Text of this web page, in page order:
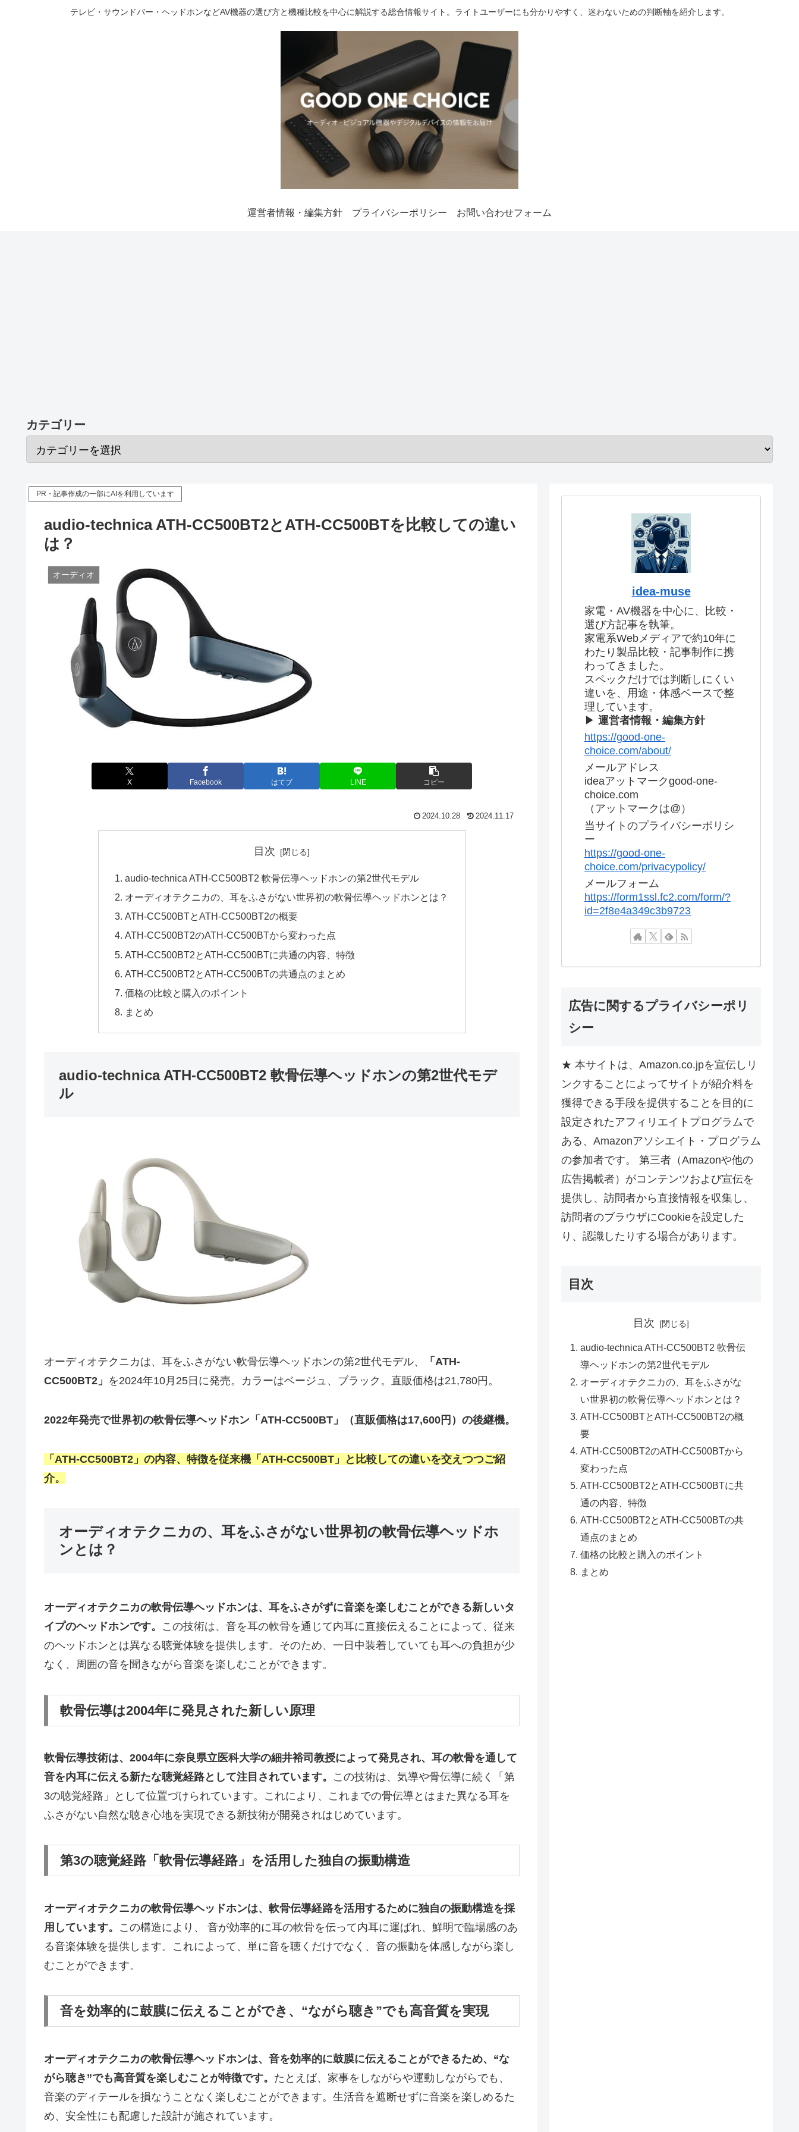
テレビ・サウンドバー・ヘッドホンなどAV機器の選び方と機種比較を中心に解説する総合情報サイト。ライトユーザーにも分かりやすく、迷わないための判断軸を紹介します。
運営者情報・編集方針 プライバシーポリシー お問い合わせフォーム
カテゴリー
PR・記事作成の一部にAIを利用しています
audio-technica ATH-CC500BT2とATH-CC500BTを比較しての違い
は？
オーディオ
X Facebook はてブ LINE コピー
2024.10.28 2024.11.17
目次
audio-technica ATH-CC500BT2 軟骨伝導ヘッドホンの第2世代モデル
オーディオテクニカの、耳をふさがない世界初の軟骨伝導ヘッドホンとは？
ATH-CC500BTとATH-CC500BT2の概要
ATH-CC500BT2のATH-CC500BTから変わった点
ATH-CC500BT2とATH-CC500BTに共通の内容、特徴
ATH-CC500BT2とATH-CC500BTの共通点のまとめ
価格の比較と購入のポイント
まとめ
audio-technica ATH-CC500BT2 軟骨伝導ヘッドホンの第2世代モデ
ル
オーディオテクニカは、耳をふさがない軟骨伝導ヘッドホンの第2世代モデル、
「ATH-
CC500BT2」 を2024年10月25日に発売。カラーはベージュ、ブラック。直販価格は21,780円。
2022年発売で世界初の軟骨伝導ヘッドホン「ATH-CC500BT」（直販価格は17,600円）の後継機。
「ATH-CC500BT2」の内容、特徴を従来機「ATH-CC500BT」と比較しての違いを交えつつご紹
介。
オーディオテクニカの、耳をふさがない世界初の軟骨伝導ヘッドホ
ンとは？
オーディオテクニカの軟骨伝導ヘッドホンは、耳をふさがずに音楽を楽しむことができる新しいタ
イプのヘッドホンです。 この技術は、音を耳の軟骨を通じて内耳に直接伝えることによって、従来
のヘッドホンとは異なる聴覚体験を提供します。そのため、一日中装着していても耳への負担が少
なく、周囲の音を聞きながら音楽を楽しむことができます。
軟骨伝導は2004年に発見された新しい原理
軟骨伝導技術は、2004年に奈良県立医科大学の細井裕司教授によって発見され、耳の軟骨を通して
音を内耳に伝える新たな聴覚経路として注目されています。 この技術は、気導や骨伝導に続く「第
3の聴覚経路」として位置づけられています。これにより、これまでの骨伝導とはまた異なる耳を
ふさがない自然な聴き心地を実現できる新技術が開発されはじめています。
第3の聴覚経路「軟骨伝導経路」を活用した独自の振動構造
オーディオテクニカの軟骨伝導ヘッドホンは、軟骨伝導経路を活用するために独自の振動構造を採
用しています。 この構造により、 音が効率的に耳の軟骨を伝って内耳に運ばれ、鮮明で臨場感のあ
る音楽体験を提供します。これによって、単に音を聴くだけでなく、音の振動を体感しながら楽し
むことができます。
音を効率的に鼓膜に伝えることができ、“ながら聴き”でも高音質を実現
オーディオテクニカの軟骨伝導ヘッドホンは、音を効率的に鼓膜に伝えることができるため、“な
がら聴き”でも高音質を楽しむことが特徴です。 たとえば、家事をしながらや運動しながらでも、
音楽のディテールを損なうことなく楽しむことができます。生活音を遮断せずに音楽を楽しめるた
め、安全性にも配慮した設計が施されています。
idea-muse
家電・AV機器を中心に、比較・
選び方記事を執筆。
家電系Webメディアで約10年に
わたり製品比較・記事制作に携
わってきました。
スペックだけでは判断しにくい
違いを、用途・体感ベースで整
理しています。
▶ 運営者情報・編集方針
https://good-one-
choice.com/about/
メールアドレス
ideaアットマークgood-one-
choice.com
（アットマークは@）
当サイトのプライバシーポリシ
ー
https://good-one-
choice.com/privacypolicy/
メールフォーム
https://form1ssl.fc2.com/form/?
id=2f8e4a349c3b9723
広告に関するプライバシーポリ
シー
★ 本サイトは、Amazon.co.jpを宣伝しリ
ンクすることによってサイトが紹介料を
獲得できる手段を提供することを目的に
設定されたアフィリエイトプログラムで
ある、Amazonアソシエイト・プログラム
の参加者です。 第三者（Amazonや他の
広告掲載者）がコンテンツおよび宣伝を
提供し、訪問者から直接情報を収集し、
訪問者のブラウザにCookieを設定した
り、認識したりする場合があります。
目次
目次
audio-technica ATH-CC500BT2 軟骨伝
導ヘッドホンの第2世代モデル
オーディオテクニカの、耳をふさがな
い世界初の軟骨伝導ヘッドホンとは？
ATH-CC500BTとATH-CC500BT2の概
要
ATH-CC500BT2のATH-CC500BTから
変わった点
ATH-CC500BT2とATH-CC500BTに共
通の内容、特徴
ATH-CC500BT2とATH-CC500BTの共
通点のまとめ
価格の比較と購入のポイント
まとめ